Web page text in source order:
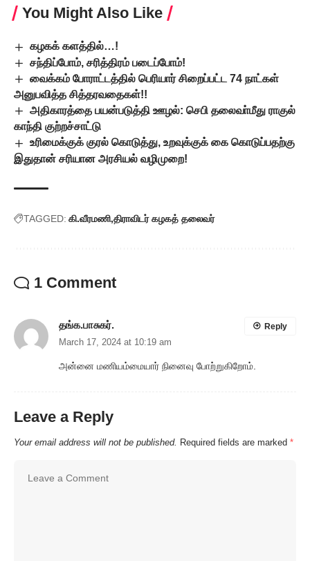
You Might Also Like
கழகக் களத்தில்…!
சந்திப்போம், சரித்திரம் படைப்போம்!
வைக்கம் போராட்டத்தில் பெரியார் சிறைப்பட்ட 74 நாட்கள்
அனுபவித்த சித்தரவதைகள்!!
அதிகாரத்தை பயன்படுத்தி ஊழல்: செபி தலைவா்மீது ராகுல்
காந்தி குற்றச்சாட்டு
உரிமைக்குக் குரல் கொடுத்து, உறவுக்குக் கை கொடுப்பதற்கு
இதுதான் சரியான அரசியல் வழிமுறை!
TAGGED: கி.வீரமணி திராவிடர் கழகத் தலைவர்
1 Comment
தங்க.பாசுகர்.
March 17, 2024 at 10:19 am
அன்னை மணியம்மையார் நினைவு போற்றுகிறோம்.
Reply
Leave a Reply
Your email address will not be published. Required fields are marked *